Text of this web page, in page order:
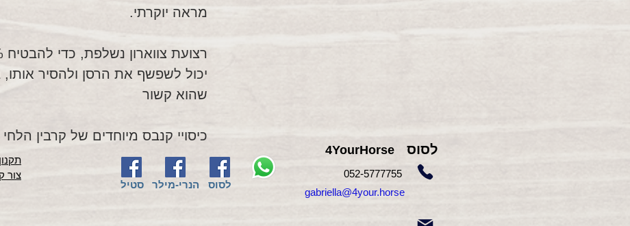
מראה יוקרתי.
יכול לשפשף את הרסן ולהסיר
שהוא קשור
כיסויי קנבס מיוחדים של קרבין הלחי
צור
סטיל
הנרי-מילר לסוס
לסוס 4YourHorse
755